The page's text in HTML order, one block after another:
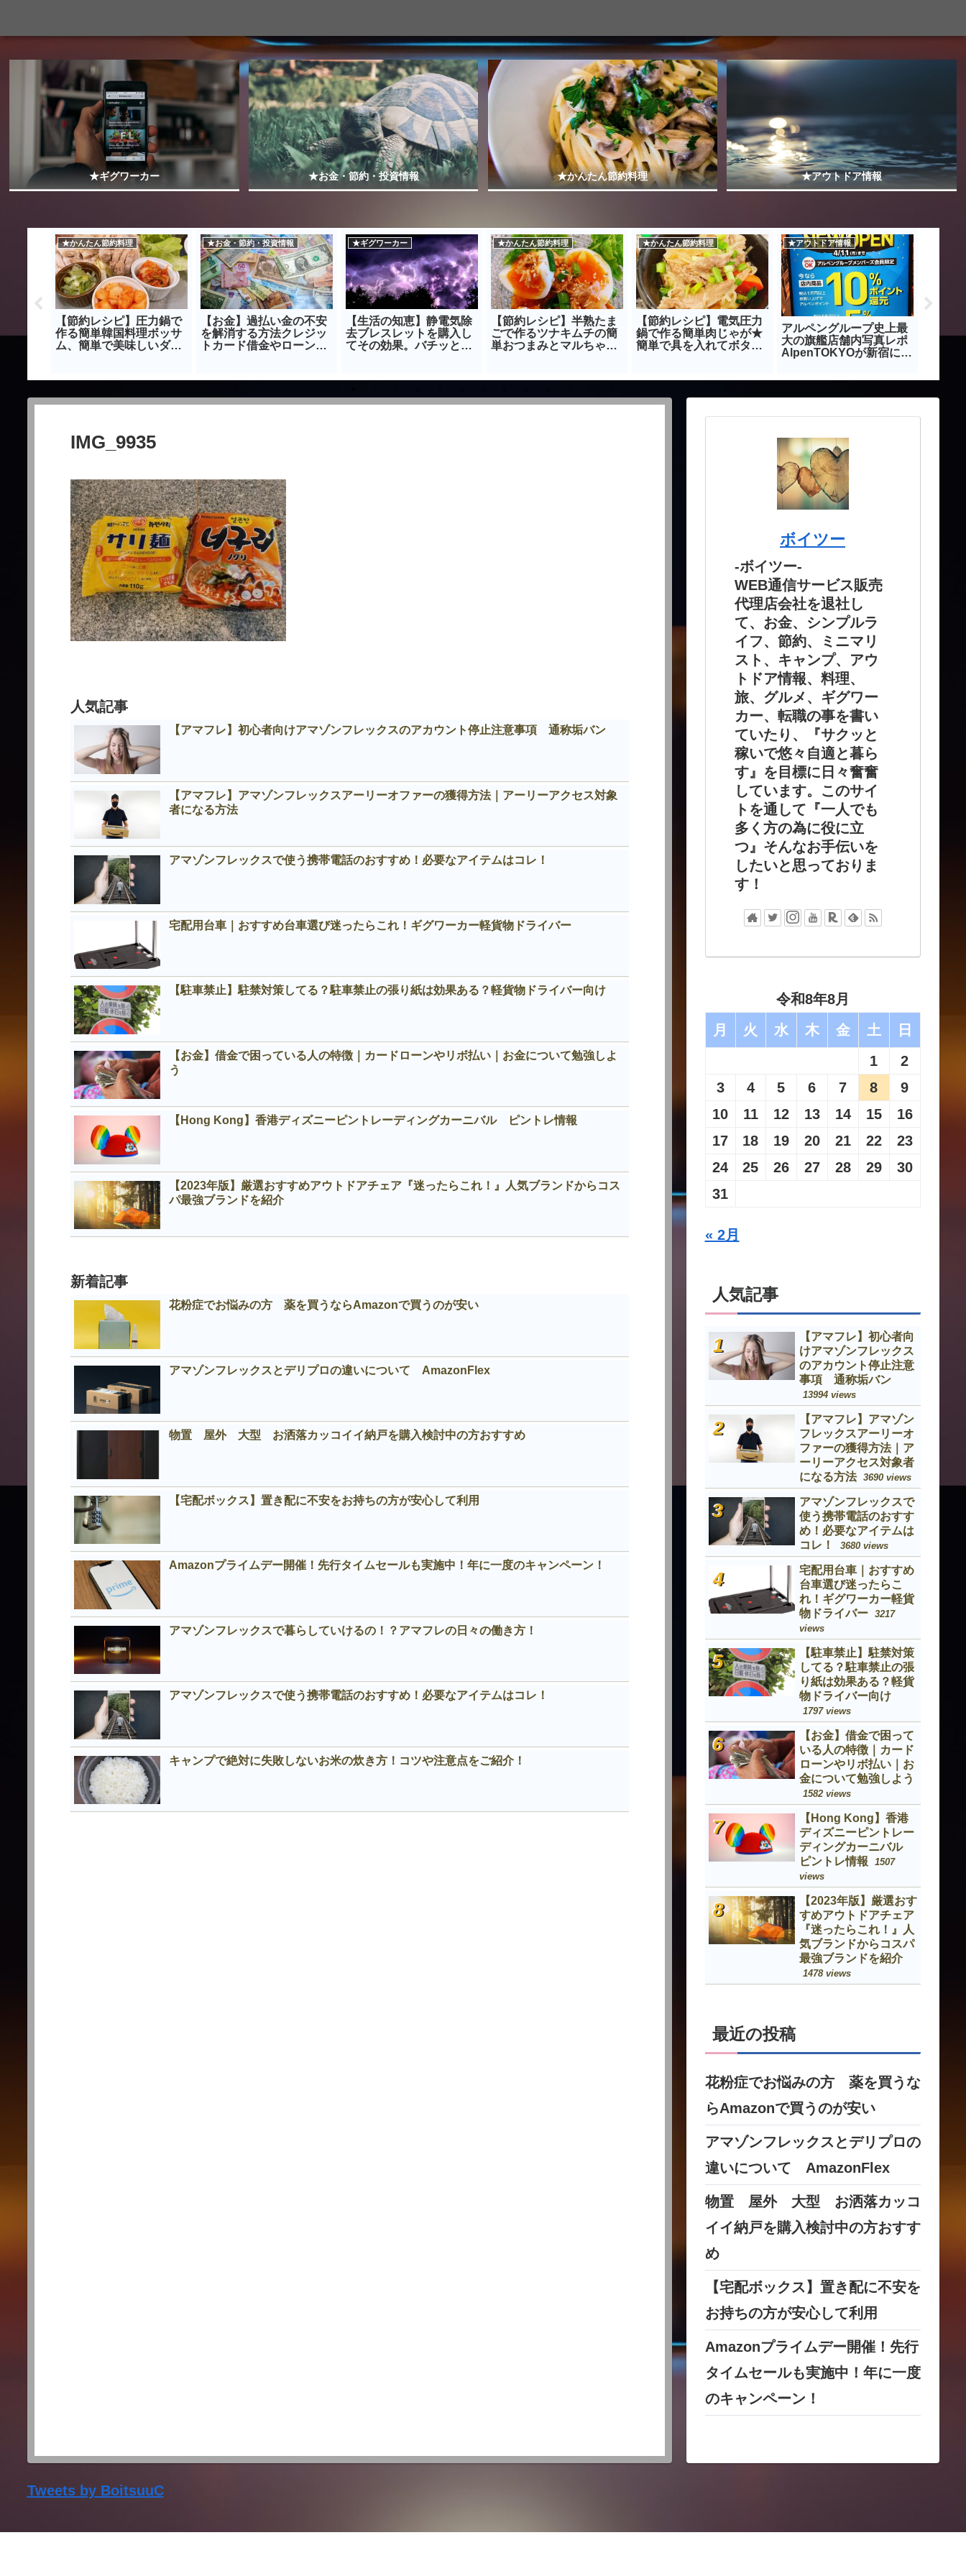
★ギグワーカー ★お金・節約・投資情報 ★かんたん節約料理 ★アウトドア情報
いて
★かんたん節約料理
【節約レシピ】圧力鍋で
作る簡単韓国料理ボッサ
ム、簡単で美味しいダイ
★お金・節約・投資情報
【お金】過払い金の不安
を解消する方法クレジッ
トカード借金やローンで
★ギグワーカー
【生活の知恵】静電気除
去ブレスレットを購入し
てその効果。バチッとし
★かんたん節約料理
【節約レシピ】半熟たま
ごで作るツナキムチの簡
単おつまみとマルちゃん
★かんたん節約料理
【節約レシピ】電気圧力
鍋で作る簡単肉じゃが★
簡単で具を入れてボタ
★アウトドア情報
アルペングループ史上最
大の旗艦店舗内写真レポ
AlpenTOKYOが新宿にオ
プで
IMG_9935
人気記事
【アマフレ】初心者向けアマゾンフレックスのアカウント停止注意事項 通称垢バン
【アマフレ】アマゾンフレックスアーリーオファーの獲得方法｜アーリーアクセス対象
者になる方法
アマゾンフレックスで使う携帯電話のおすすめ！必要なアイテムはコレ！
宅配用台車｜おすすめ台車選び迷ったらこれ！ギグワーカー軽貨物ドライバー
【駐車禁止】駐禁対策してる？駐車禁止の張り紙は効果ある？軽貨物ドライバー向け
【お金】借金で困っている人の特徴｜カードローンやリボ払い｜お金について勉強しよ
う
【Hong Kong】香港ディズニーピントレーディングカーニバル ピントレ情報
【2023年版】厳選おすすめアウトドアチェア『迷ったらこれ！』人気ブランドからコス
パ最強ブランドを紹介
新着記事
花粉症でお悩みの方 薬を買うならAmazonで買うのが安い
アマゾンフレックスとデリプロの違いについて AmazonFlex
物置 屋外 大型 お洒落カッコイイ納戸を購入検討中の方おすすめ
【宅配ボックス】置き配に不安をお持ちの方が安心して利用
Amazonプライムデー開催！先行タイムセールも実施中！年に一度のキャンペーン！
アマゾンフレックスで暮らしていけるの！？アマフレの日々の働き方！
アマゾンフレックスで使う携帯電話のおすすめ！必要なアイテムはコレ！
キャンプで絶対に失敗しないお米の炊き方！コツや注意点をご紹介！
ボイツー
-ボイツー-
WEB通信サービス販売
代理店会社を退社し
て、お金、シンプルラ
イフ、節約、ミニマリ
スト、キャンプ、アウ
トドア情報、料理、
旅、グルメ、ギグワー
カー、転職の事を書い
ていたり、『サクッと
稼いで悠々自適と暮ら
す』を目標に日々奮奮
しています。このサイ
トを通して『一人でも
多く方の為に役に立
つ』そんなお手伝いを
したいと思っておりま
す！
令和8年8月
月
火 水 木 金 土
日
1
2
3
4 5 6 7 8
9
10
11 12 13 14 15
16
17
18 19 20 21 22
23
24
25 26 27 28 29
30
31
« 2月
人気記事
【アマフレ】初心者向
けアマゾンフレックス
のアカウント停止注意
事項 通称垢バン
13994 views
【アマフレ】アマゾン
フレックスアーリーオ
ファーの獲得方法｜ア
ーリーアクセス対象者
になる方法
3690 views
アマゾンフレックスで
使う携帯電話のおすす
め！必要なアイテムは
コレ！
3680 views
宅配用台車｜おすすめ
台車選び迷ったらこ
れ！ギグワーカー軽貨
物ドライバー
3217
views
【駐車禁止】駐禁対策
してる？駐車禁止の張
り紙は効果ある？軽貨
物ドライバー向け
1797 views
【お金】借金で困って
いる人の特徴｜カード
ローンやリボ払い｜お
金について勉強しよう
1582 views
【Hong Kong】香港
ディズニーピントレー
ディングカーニバル
ピントレ情報
1507
views
【2023年版】厳選おす
すめアウトドアチェア
『迷ったらこれ！』人
気ブランドからコスパ
最強ブランドを紹介
1478 views
最近の投稿
花粉症でお悩みの方 薬を買うな
らAmazonで買うのが安い
アマゾンフレックスとデリプロの
違いについて AmazonFlex
物置 屋外 大型 お洒落カッコ
イイ納戸を購入検討中の方おすす
め
【宅配ボックス】置き配に不安を
お持ちの方が安心して利用
Amazonプライムデー開催！先行
タイムセールも実施中！年に一度
のキャンペーン！
Tweets by BoitsuuC